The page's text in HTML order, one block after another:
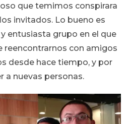
que temimos conspirara
invitados. Lo bueno es
entusiasta grupo en el que
reencontrarnos con amigos
desde hace tiempo, y por
a nuevas personas.